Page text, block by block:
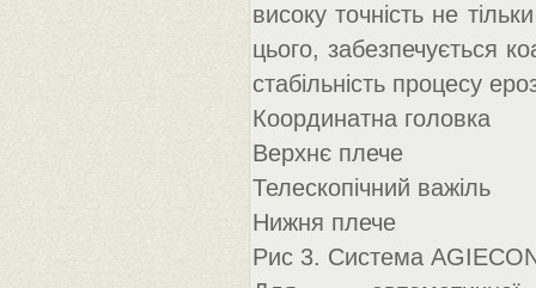
високу точність не
цього, забезпечується
стабільність процесу
Координатна головка
Верхнє плече
Телескопічний важіль
Нижня плече
Рис 3. Система